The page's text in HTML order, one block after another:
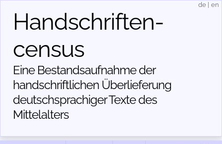
Handschriften­
census
Eine Bestandsaufnahme der
handschriftlichen Über­lieferung
deutschsprachiger Texte des
Mittelalters
de en